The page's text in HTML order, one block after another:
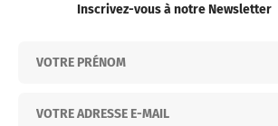
Inscrivez-vous à notre Newsletter